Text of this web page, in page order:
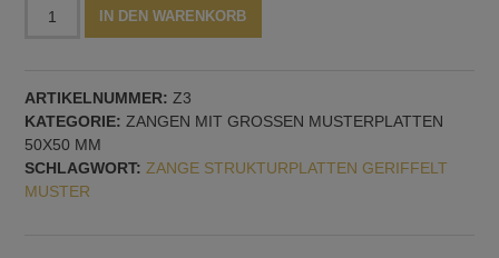
Muster
Nr.
3
Menge
IN DEN WARENKORB
ARTIKELNUMMER: Z3
KATEGORIE: ZANGEN MIT GROSSEN MUSTERPLATTEN 5
0X50 MM
SCHLAGWORT: ZANGE STRUKTURPLATTEN GERIFFELT
MUSTER